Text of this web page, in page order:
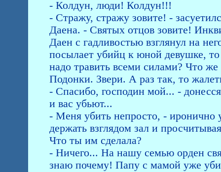
- Колдун, люди! Колдун!!!
- Стражу, стражу зовите! -
Даена. - Святых отцов зовите!
Даен с гадливостью взглянул на
посылает убийц к юной девушке,
надо травить всеми силами? Что
Подонки. Звери. А раз так, то
- Спасибо, господин мой... -
и вас убьют...
- Меня убить непросто, - иронично
держать взглядом зал и
Что ты им сделала?
- Ничего... На нашу семью орден
знаю почему! Папу с мамой уже